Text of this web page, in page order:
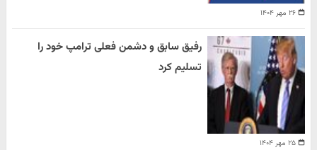
۲۶ مهر ۱۴۰۴
۲۵ مهر ۱۴۰۴
رفیق سابق و دشمن فعلی ترامپ خود را
تسلیم کرد